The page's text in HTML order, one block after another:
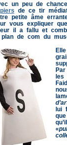
un peu de
de ce tir
petite âme
vous expliquer
il a fallu et
plan de com du
lui
«